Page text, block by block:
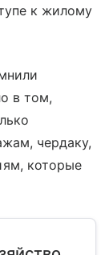
к жилому
в том,
чердаку,
которые